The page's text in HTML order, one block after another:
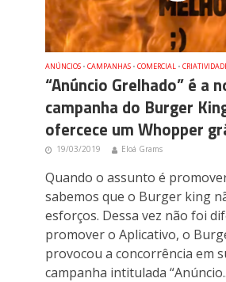
ANÚNCIOS • CAMPANHAS • COMERCIAL •
“Anúncio Grelhado” é a
campanha do Burger
ofercece um Whopper
19/03/2019 Eloá Grams
Quando o assunto é
sabemos que o Burger king
esforços. Dessa vez não foi
promover o Aplicativo, o
provocou a concorrência em
campanha intitulada